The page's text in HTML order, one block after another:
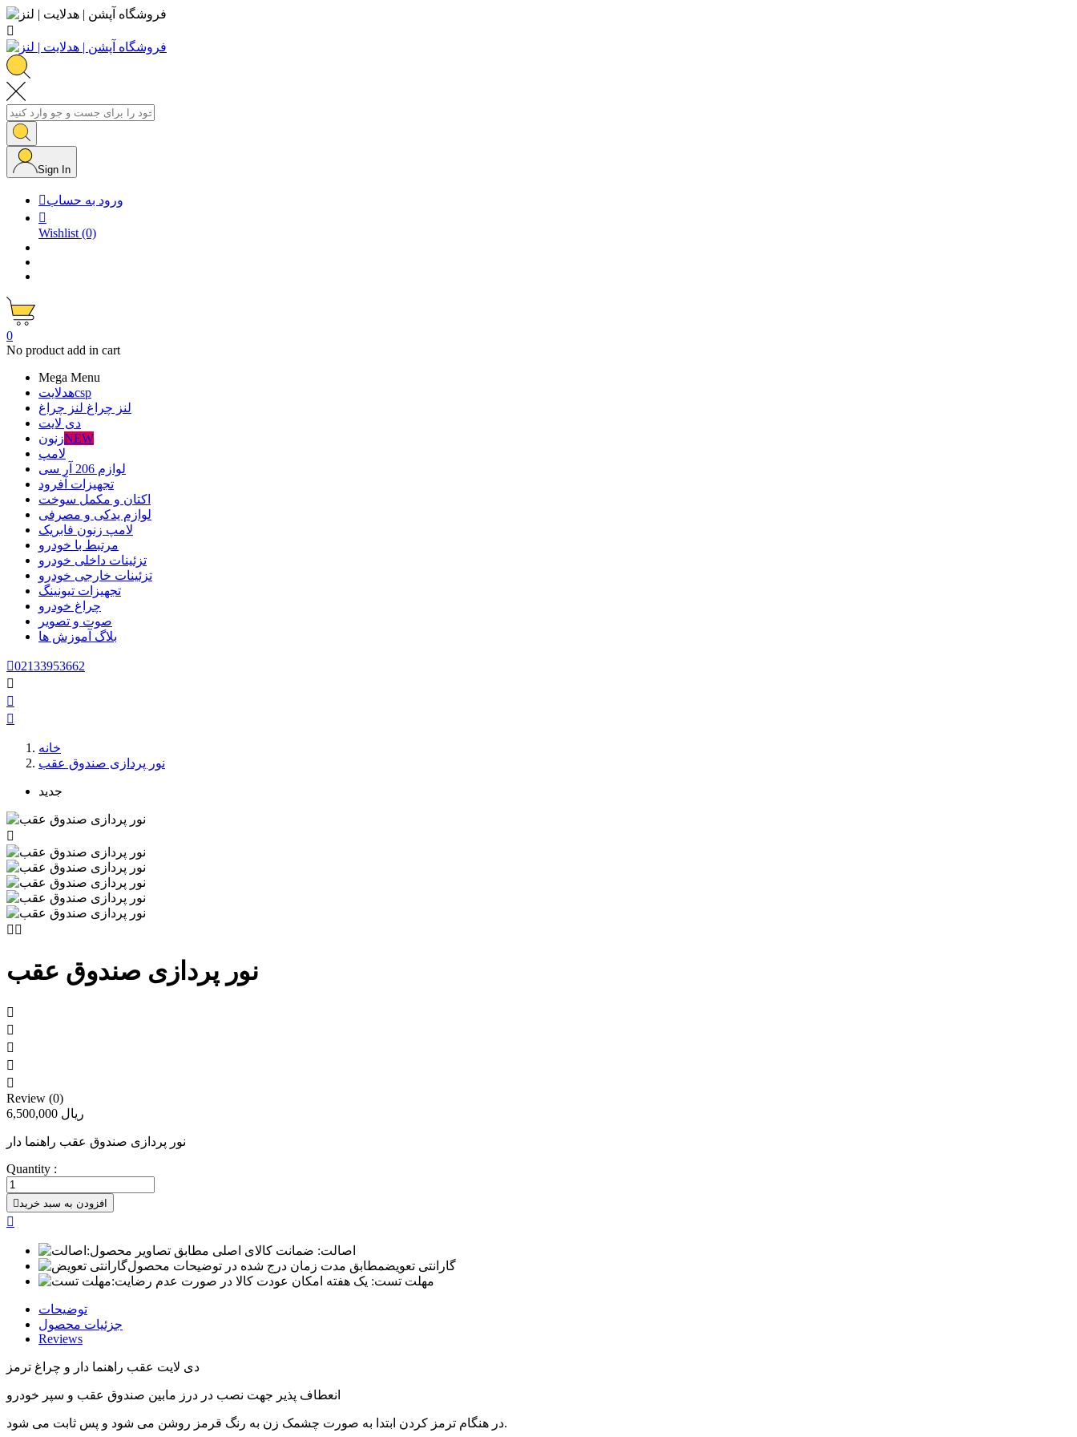

Sign In
ورود به حساب

Wishlist (0)
0
No product add in cart
Mega Menu
هدلایتcsp
لنز چراغ لنز چراغ
دی لایت
زنونNEW
لامپ
لوازم 206 آر سی
تجهیزات آفرود
اکتان و مکمل سوخت
لوازم یدکی و مصرفی
لامپ زنون فابریک
مرتبط با خودرو
تزئینات داخلی خودرو
تزئینات خارجی خودرو
تجهیزات تیونینگ
چراغ خودرو
صوت و تصویر
بلاگ آموزش ها
02133953662



خانه
نور پردازی صندوق عقب
جدید

 
نور پردازی صندوق عقب





Review (0)
6,500,000 ریال
نور پردازی صندوق عقب راهنما دار
Quantity :
افزودن به سبد خرید

اصالت: ضمانت کالای اصلی مطابق تصاویر محصول
گارانتی تعویضمطابق مدت زمان درج شده در توضیحات محصول
مهلت تست: یک هفته امکان عودت کالا در صورت عدم رضایت
توضیحات
جزئیات محصول
Reviews
دی لایت عقب راهنما دار و چراغ ترمز
انعطاف پذیر جهت نصب در درز مابین صندوق عقب و سپر خودرو
در هنگام ترمز کردن ابتدا به صورت چشمک زن به رنگ قرمز روشن می شود و پس ثابت می شود.